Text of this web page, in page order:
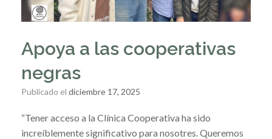
Apoya a las cooperativas
negras
Publicado el diciembre 17, 2025
“Tener acceso a la Clínica Cooperativa ha sido
increíblemente significativo para nosotres. Queremos